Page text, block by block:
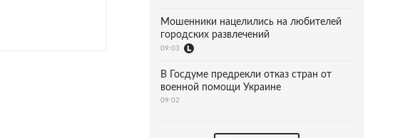
Мошенники нацелились на любителей
городских развлечений
09:03
В Госдуме предрекли отказ стран от
военной помощи Украине
09:02